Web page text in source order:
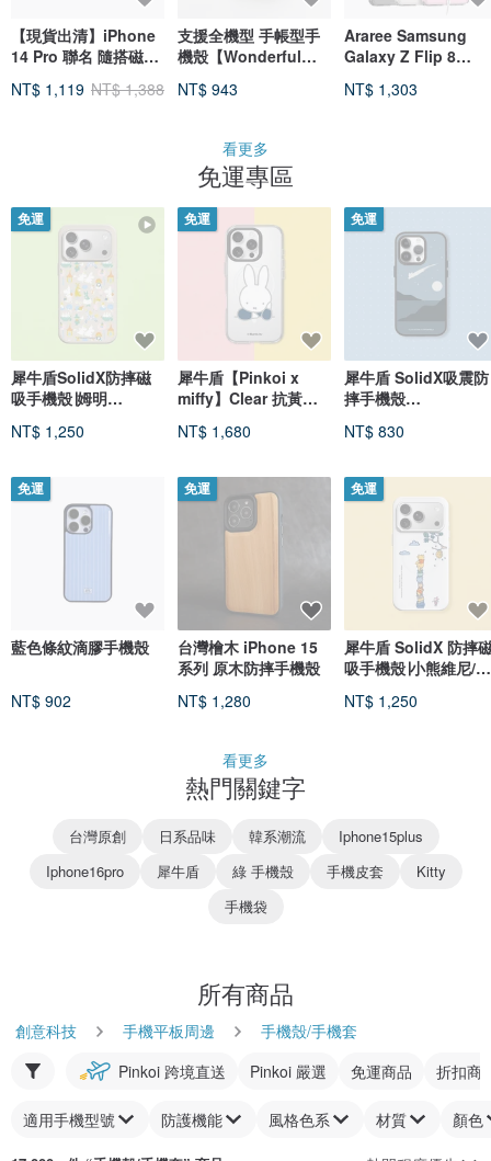
【現貨出清】iPhone
14 Pro 聯名 隨搭磁吸
NT$ 1,119 NT$ 1,388
支援全機型 手帳型手
機殼【Wonderful】
AH41C
NT$ 943
Araree Samsung
Galaxy Z Flip 8
Magsafe手機殼
NT$ 1,303
看更多
免運專區
免運
犀牛盾SolidX防摔磁
吸手機殼∣姆明
for iPhone
NT$ 1,250
免運
藍色條紋滴膠手機殼
NT$ 902
免運
犀牛盾【Pinkoi x
miffy】Clear 抗黃化
想
NT$ 1,680
免運
台灣檜木 iPhone 15
系列 原木防摔手機殼
NT$ 1,280
免運
犀牛盾 SolidX吸震防
摔手機殼
星 for iPhone
NT$ 830
免運
犀牛盾 SolidX 防摔
吸手機殼∣小熊維尼/維
NT$ 1,250
看更多
熱門關鍵字
台灣原創 日系品味 韓系潮流
Iphone15plus
Iphone16pro
犀牛盾 綠 手機殼 手機皮套
Kitty
手機袋
所有商品
創意科技 手機平板周邊
手機殼/手機套
Pinkoi 跨境直送
Pinkoi 嚴選 免運商品 折扣商
適用手機型號 防護機能 風格色系 材質 顏色